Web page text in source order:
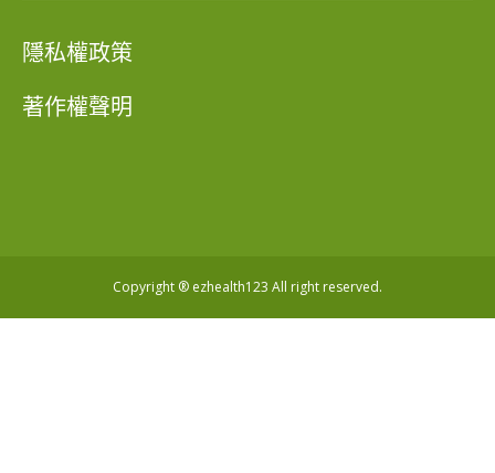
隱私權政策
著作權聲明
Copyright ® ezhealth123 All right reserved.